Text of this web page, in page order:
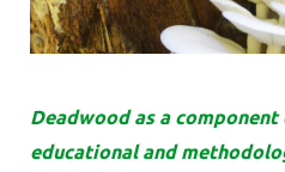
Deadwood as a
educational and